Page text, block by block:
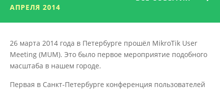
АПРЕЛЯ 2014
26 марта 2014 года в Петербурге прошёл MikroTik User
Meeting (MUM). Это было первое мероприятие подобного
масштаба в нашем городе.
Первая в Санкт-Петербурге конференция пользователей